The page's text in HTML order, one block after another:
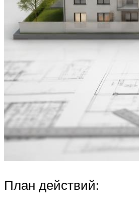
План действий: